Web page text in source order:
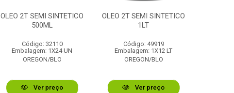
OLEO 2T SEMI SINTETICO
500ML
Código: 32110
Embalagem: 1X24 UN
OREGON/BLO
Ver preço
OLEO 2T SEMI SINTETICO
1LT
Código: 49919
Embalagem: 1X12 LT
OREGON/BLO
Ver preço